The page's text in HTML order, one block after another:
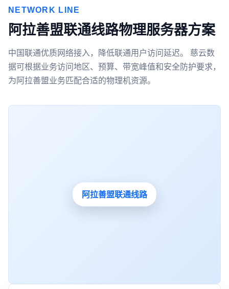
NETWORK LINE
阿拉善盟联通线路物理服务器方案
中国联通优质网络接入，降低联通用户访问延迟。 慈云数
据可根据业务访问地区、预算、带宽峰值和安全防护要求，
为阿拉善盟业务匹配合适的物理机资源。